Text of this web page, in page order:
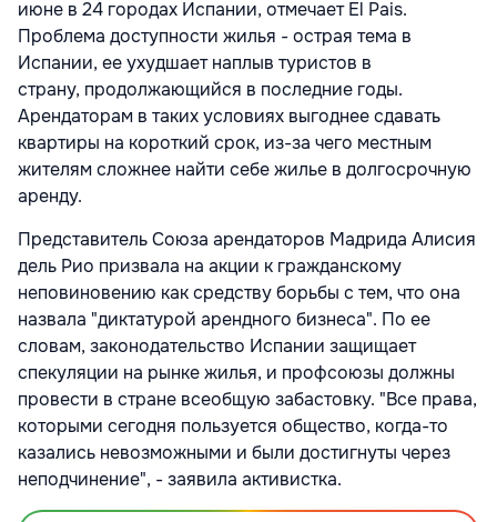
июне в 24 городах Испании, отмечает El Pais.
Проблема доступности жилья - острая тема в
Испании, ее ухудшает наплыв туристов в
страну, продолжающийся в последние годы.
Арендаторам в таких условиях выгоднее сдавать
квартиры на короткий срок, из-за чего местным
жителям сложнее найти себе жилье в долгосрочную
аренду.
Представитель Союза арендаторов Мадрида Алисия
дель Рио призвала на акции к гражданскому
неповиновению как средству борьбы с тем, что она
назвала "диктатурой арендного бизнеса". По ее
словам, законодательство Испании защищает
спекуляции на рынке жилья, и профсоюзы должны
провести в стране всеобщую забастовку. "Все права,
которыми сегодня пользуется общество, когда-то
казались невозможными и были достигнуты через
неподчинение", - заявила активистка.